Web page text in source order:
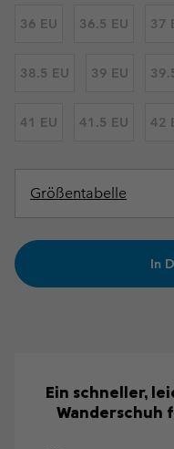
36 EU 36.5 EU 37
38.5 EU 39 EU
41 EU 41.5 EU 42
Größentabelle
In
Ein schneller,
Wanderschuh